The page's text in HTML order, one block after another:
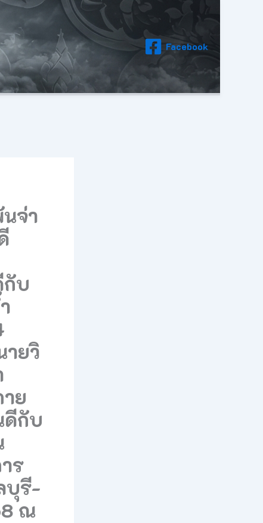
Facebook
จ่า
กับ
ยวิ
ย
ดีกับ
ร
บุรี-
ณ